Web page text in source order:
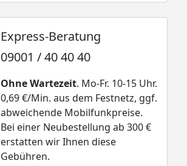
Express-Beratung
09001 / 40 40 40
Ohne Wartezeit. Mo-Fr. 10-15 Uhr.
0,69 €/Min. aus dem Festnetz, ggf.
abweichende Mobilfunkpreise.
Bei einer Neubestellung ab 300 €
erstatten wir Ihnen diese
Gebühren.